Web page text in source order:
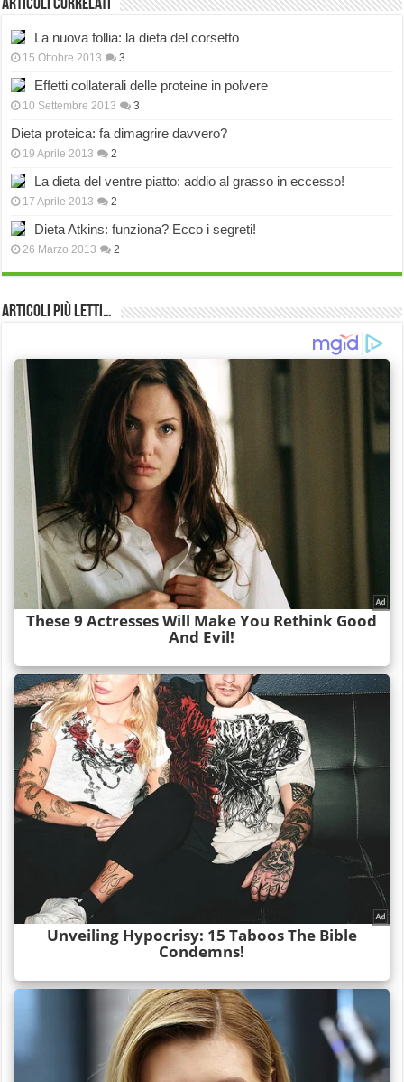
Articoli correlati
La nuova follia: la dieta del corsetto
15 Ottobre 2013 3
Effetti collaterali delle proteine in polvere
10 Settembre 2013 3
Dieta proteica: fa dimagrire davvero?
19 Aprile 2013 2
La dieta del ventre piatto: addio al grasso in eccesso!
17 Aprile 2013 2
Dieta Atkins: funziona? Ecco i segreti!
26 Marzo 2013 2
Articoli più Letti…